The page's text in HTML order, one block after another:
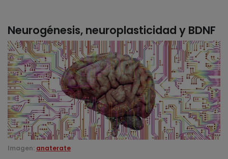
Neurogénesis, neuroplasticidad y BDNF
Imagen: anaterate